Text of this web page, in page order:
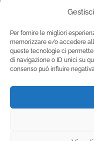
Per fornire le migliori
memorizzare e/o accedere
queste tecnologie ci
di navigazione o ID unici su
consenso può influire
offerte flash amazon offerte
sarenza-it
Tasko 650 Tasko650
UltraLED vorex